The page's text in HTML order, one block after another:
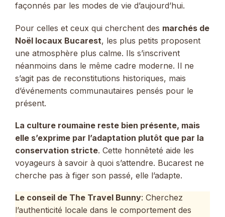
façonnés par les modes de vie d’aujourd’hui.
Pour celles et ceux qui cherchent des marchés de
Noël locaux Bucarest, les plus petits proposent
une atmosphère plus calme. Ils s’inscrivent
néanmoins dans le même cadre moderne. Il ne
s’agit pas de reconstitutions historiques, mais
d’événements communautaires pensés pour le
présent.
La culture roumaine reste bien présente, mais
elle s’exprime par l’adaptation plutôt que par la
conservation stricte. Cette honnêteté aide les
voyageurs à savoir à quoi s’attendre. Bucarest ne
cherche pas à figer son passé, elle l’adapte.
Le conseil de The Travel Bunny: Cherchez
l’authenticité locale dans le comportement des